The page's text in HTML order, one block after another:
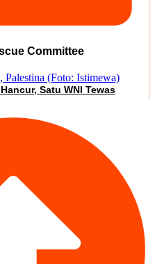
Committee
Satu WNI Tewas